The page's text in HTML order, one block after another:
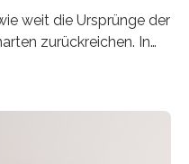
weit die Ursprünge der
zurückreichen. In
Stechmücken-
hat sich in
Es konnte als neue